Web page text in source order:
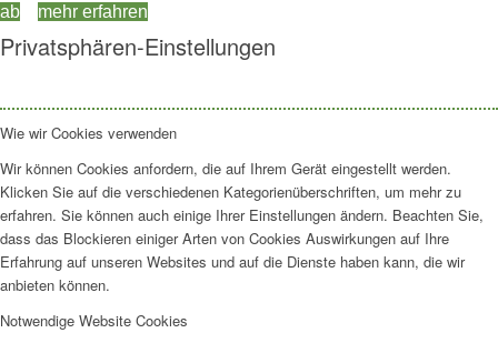
ab
mehr erfahren
Privatsphären-Einstellungen
Wie wir Cookies verwenden
Wir können Cookies anfordern, die auf Ihrem Gerät eingestellt werden.
Klicken Sie auf die verschiedenen Kategorienüberschriften, um mehr zu
erfahren. Sie können auch einige Ihrer Einstellungen ändern. Beachten Sie,
dass das Blockieren einiger Arten von Cookies Auswirkungen auf Ihre
Erfahrung auf unseren Websites und auf die Dienste haben kann, die wir
anbieten können.
Notwendige Website Cookies